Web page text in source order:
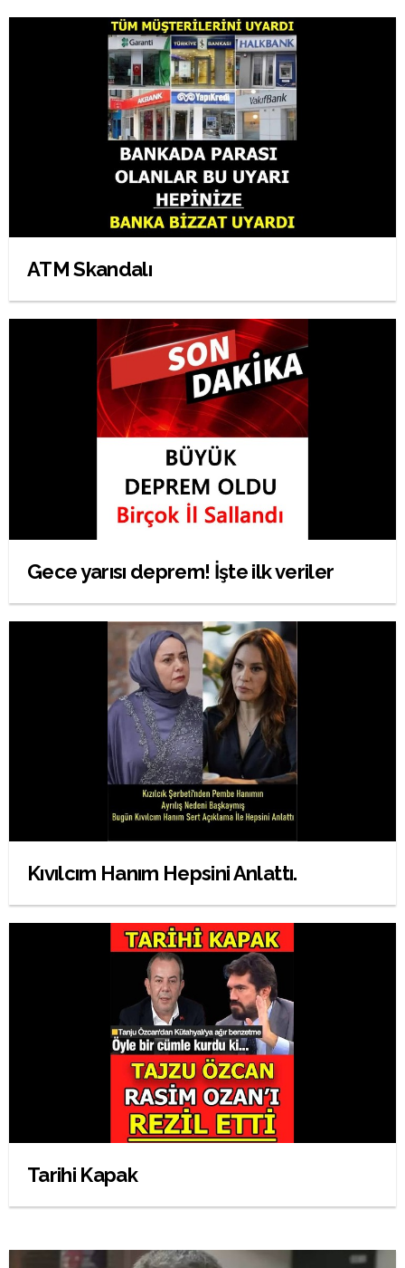
ATM Skandalı
Gece yarısı deprem! İşte ilk veriler
Kıvılcım Hanım Hepsini Anlattı.
Tarihi Kapak